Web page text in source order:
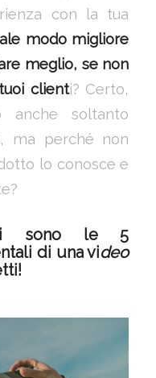
con la tua
modo migliore
meglio, se non
clienti? Certo,
anche soltanto
ma perché non
lo conosce e
sono le5
di una video